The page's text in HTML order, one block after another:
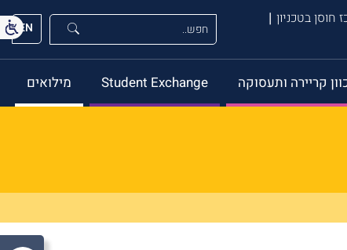
חוסן בטכניון
EN
קריירה ותעסוקה Student Exchange מילואים